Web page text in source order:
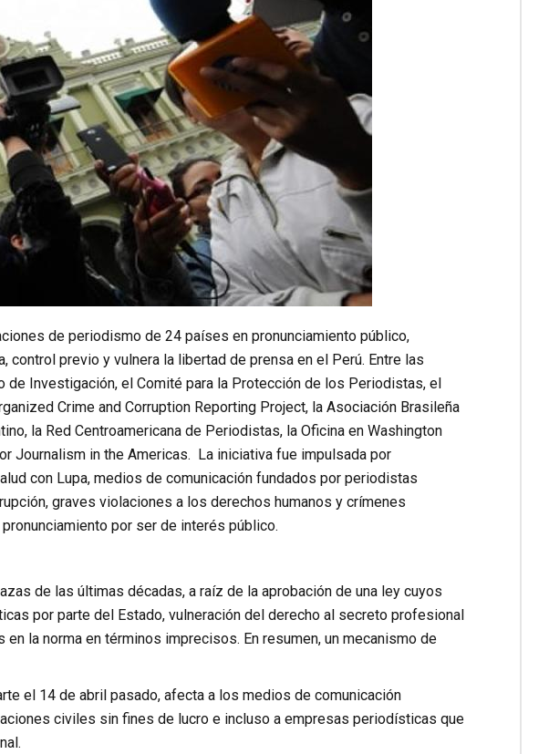
de periodismo de 24 países en pronunciamiento público,
control previo y vulnera la libertad de prensa en el Perú. Entre las
Investigación, el Comité para la Protección de los Periodistas, el
Crime and Corruption Reporting Project, la Asociación Brasileña
la Red Centroamericana de Periodistas, la Oficina en Washington
Journalism in the Americas. La iniciativa fue impulsada por
con Lupa, medios de comunicación fundados por periodistas
graves violaciones a los derechos humanos y crímenes
por ser de interés público.
de las últimas décadas, a raíz de la aprobación de una ley cuyos
por parte del Estado, vulneración del derecho al secreto profesional
la norma en términos imprecisos. En resumen, un mecanismo de
el 14 de abril pasado, afecta a los medios de comunicación
civiles sin fines de lucro e incluso a empresas periodísticas que